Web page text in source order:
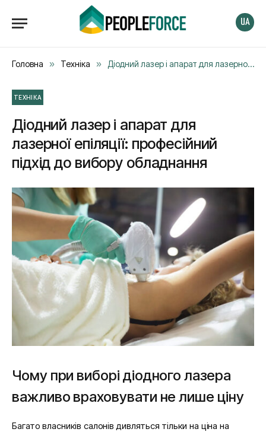
UA
Головна » Техніка » Діодний лазер і апарат для лазерної епіляції: професійний підхід до вибору обладнання
ТЕХНІКА
Діодний лазер і апарат для
лазерної епіляції: професійний
підхід до вибору обладнання
Чому при виборі діодного лазера
важливо враховувати не лише ціну
Багато власників салонів дивляться тільки на ціна на